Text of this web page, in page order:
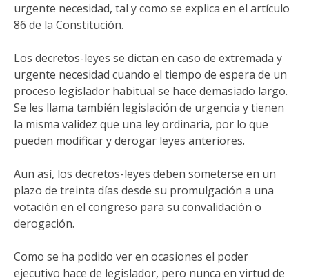
urgente necesidad, tal y como se explica en el artículo
86 de la Constitución.
Los decretos-leyes se dictan en caso de extremada y
urgente necesidad cuando el tiempo de espera de un
proceso legislador habitual se hace demasiado largo.
Se les llama también legislación de urgencia y tienen
la misma validez que una ley ordinaria, por lo que
pueden modificar y derogar leyes anteriores.
Aun así, los decretos-leyes deben someterse en un
plazo de treinta días desde su promulgación a una
votación en el congreso para su convalidación o
derogación.
Como se ha podido ver en ocasiones el poder
ejecutivo hace de legislador, pero nunca en virtud de